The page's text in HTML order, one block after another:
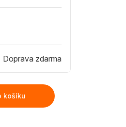
Doprava zdarma
košíku